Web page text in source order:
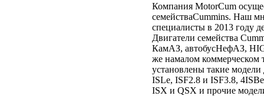
Компания MotorCum
семействаCummins. Наш
специалисты в 2013 году
Двигатели семейства
КамАЗ, автобусНефАЗ,
же намалом коммерческом
установлены такие
ISLe, ISF2.8 и ISF3.8,
ISX и QSX и прочие